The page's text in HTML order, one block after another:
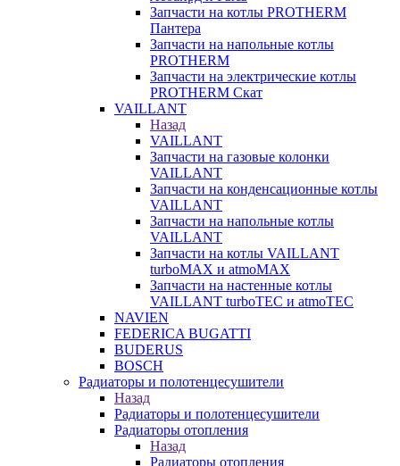
Запчасти на котлы PROTHERM
Пантера
Запчасти на напольные котлы
PROTHERM
Запчасти на электрические котлы
PROTHERM Скат
VAILLANT
Назад
VAILLANT
Запчасти на газовые колонки
VAILLANT
Запчасти на конденсационные котлы
VAILLANT
Запчасти на напольные котлы
VAILLANT
Запчасти на котлы VAILLANT
turboMAX и atmoMAX
Запчасти на настенные котлы
VAILLANT turboTEC и atmoTEC
NAVIEN
FEDERICA BUGATTI
BUDERUS
BOSCH
Радиаторы и полотенцесушители
Назад
Радиаторы и полотенцесушители
Радиаторы отопления
Назад
Радиаторы отопления